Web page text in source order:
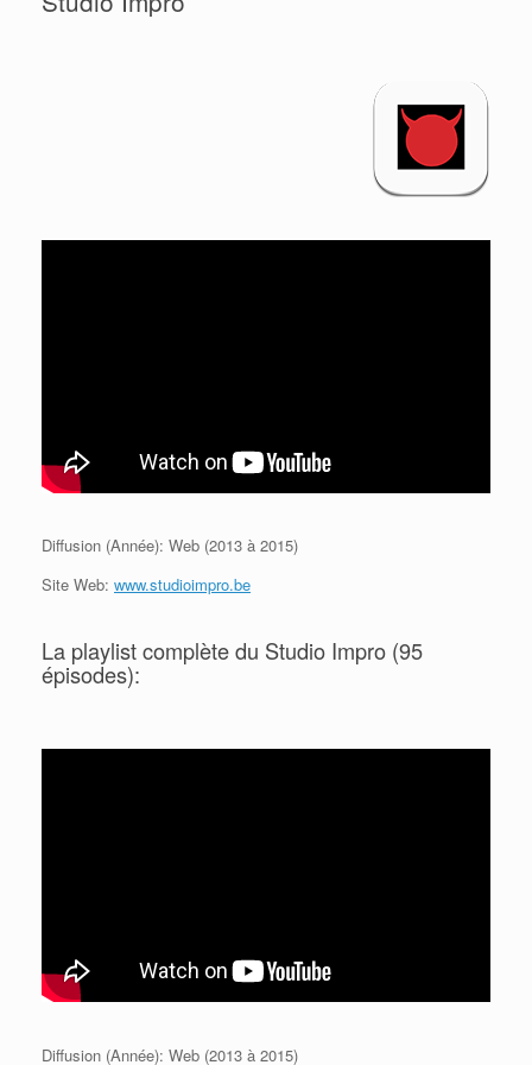
Diffusion (Année): Web (2013 à 2015)
Site Web: www.studioimpro.be
La playlist complète du Studio Impro (95
épisodes):
Diffusion (Année): Web (2013 à 2015)